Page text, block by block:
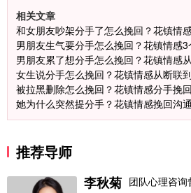
相关文章
和女朋友吵架分手了怎么挽回？花镇情
男朋友生气要分手怎么挽回？花镇情感
男朋友累了想分手怎么挽回？花镇情感
女生说分手怎么挽回？花镇情感从断联
被拉黑删除怎么挽回？花镇情感分手挽
她为什么突然提分手？花镇情感挽回沟
推荐导师
李秋菊 团队心理咨询